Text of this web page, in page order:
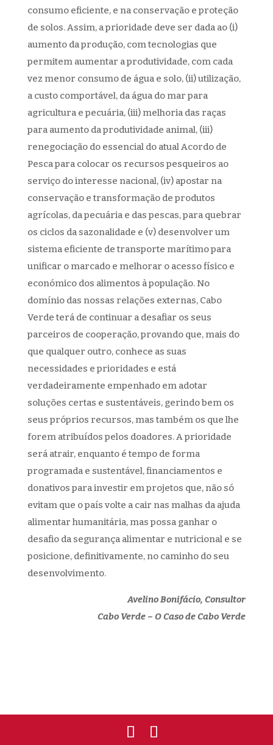
consumo eficiente, e na conservação e proteção
de solos. Assim, a prioridade deve ser dada ao (i)
aumento da produção, com tecnologias que
permitem aumentar a produtividade, com cada
vez menor consumo de água e solo, (ii) utilização,
a custo comportável, da água do mar para
agricultura e pecuária, (iii) melhoria das raças
para aumento da produtividade animal, (iii)
renegociação do essencial do atual Acordo de
Pesca para colocar os recursos pesqueiros ao
serviço do interesse nacional, (iv) apostar na
conservação e transformação de produtos
agrícolas, da pecuária e das pescas, para quebrar
os ciclos da sazonalidade e (v) desenvolver um
sistema eficiente de transporte marítimo para
unificar o marcado e melhorar o acesso físico e
económico dos alimentos à população. No
domínio das nossas relações externas, Cabo
Verde terá de continuar a desafiar os seus
parceiros de cooperação, provando que, mais do
que qualquer outro, conhece as suas
necessidades e prioridades e está
verdadeiramente empenhado em adotar
soluções certas e sustentáveis, gerindo bem os
seus próprios recursos, mas também os que lhe
forem atribuídos pelos doadores. A prioridade
será atrair, enquanto é tempo de forma
programada e sustentável, financiamentos e
donativos para investir em projetos que, não só
evitam que o país volte a cair nas malhas da ajuda
alimentar humanitária, mas possa ganhar o
desafio da segurança alimentar e nutricional e se
posicione, definitivamente, no caminho do seu
desenvolvimento.
Avelino Bonifácio, Consultor
Cabo Verde – O Caso de Cabo Verde